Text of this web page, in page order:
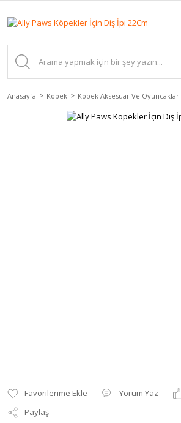
Anasayfa Köpek Köpek Aksesuar Ve Oyuncakları
Yorum Yaz
Paylaş